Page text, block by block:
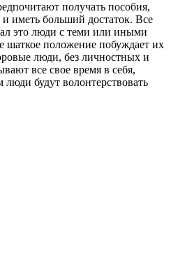
получать пособия,
и иметь больший достаток. Все
это люди с теми или иными
шаткое положение побуждает их
люди, без личностных и
все свое время в себя,
будут волонтерствовать